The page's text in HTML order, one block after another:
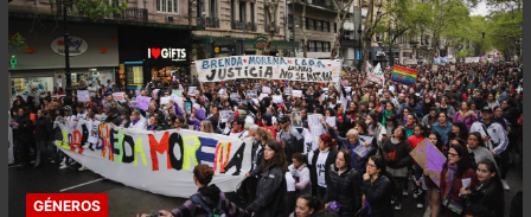
GÉNEROS